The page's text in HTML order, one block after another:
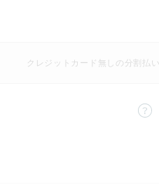
クレジットカード無しの分割払